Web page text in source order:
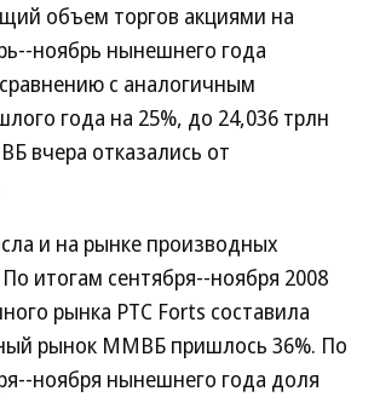
объем торгов акциями на
ноябрь нынешнего года
с аналогичным
года на 25%, до 24,036 трлн
вчера отказались от
и на рынке производных
итогам сентября--ноября 2008
рынка РТС Forts составила
рынок ММВБ пришлось 36%. По
ноября нынешнего года доля